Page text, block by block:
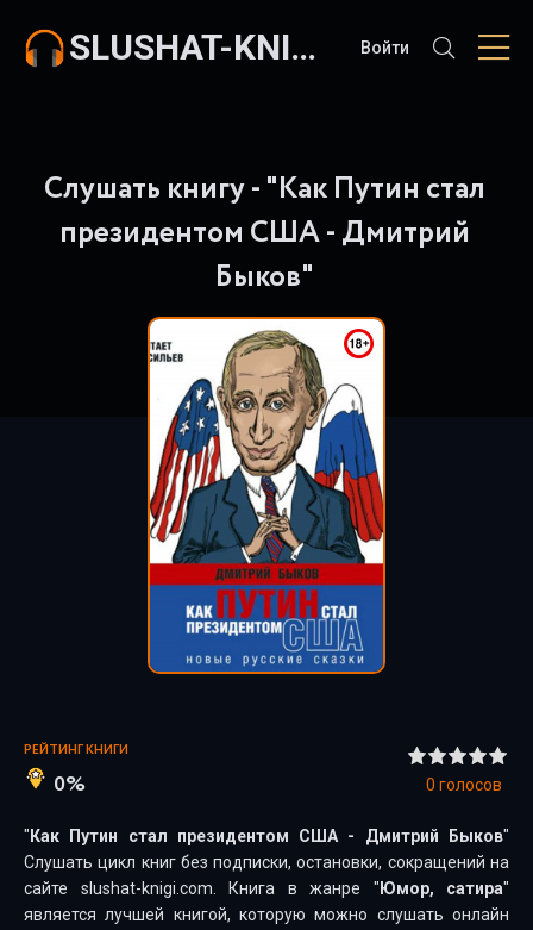
SLUSHAT-KNIGI.COM Войти
Слушать книгу - "Как Путин стал
президентом США - Дмитрий
Быков"
РЕЙТИНГ КНИГИ
0% 0 голосов
" Как Путин стал президентом США - Дмитрий Быков"
Слушать цикл книг без подписки, остановки, сокращений на
сайте slushat-knigi.com. Книга в жанре " Юмор, сатира"
является лучшей книгой, которую можно слушать онлайн